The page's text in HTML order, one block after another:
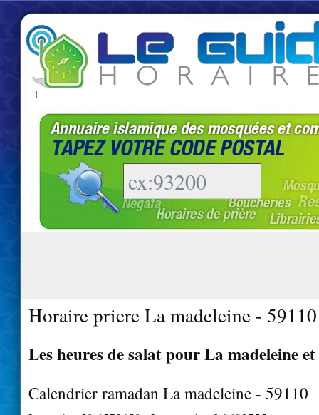
|
Horaire priere La madeleine - 59110
Les heures de salat pour La madeleine
Calendrier ramadan La madeleine - 59110